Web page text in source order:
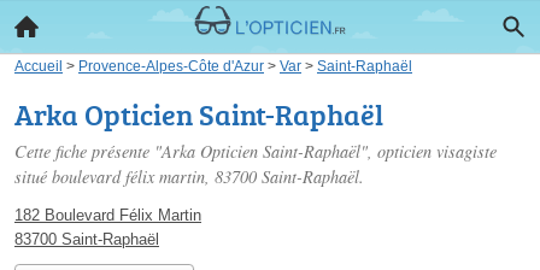
Accueil > Provence-Alpes-Côte d'Azur > Var > Saint-Raphaël
Arka Opticien Saint-Raphaël
Cette fiche présente "Arka Opticien Saint-Raphaël", opticien visagiste
situé boulevard félix martin, 83700 Saint-Raphaël.
182 Boulevard Félix Martin
83700 Saint-Raphaël